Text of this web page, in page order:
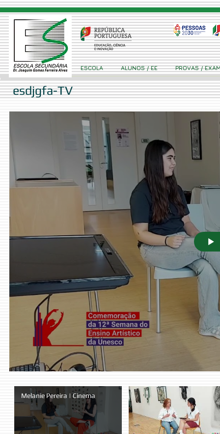
esdjgfa-TV
Melanie Pereira | Cinema
ESCOLA ALUNOS / EE PROVAS /